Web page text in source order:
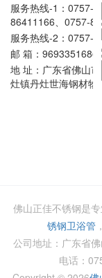
服务热线-1：0757-
86411166、0757-
服务热线-2：0757-
邮 箱：
地 址：广东省佛山
灶镇丹灶世海钢材物
佛山正佳不锈钢是
锈钢卫浴管 ，
公司地址：广东省
电话：